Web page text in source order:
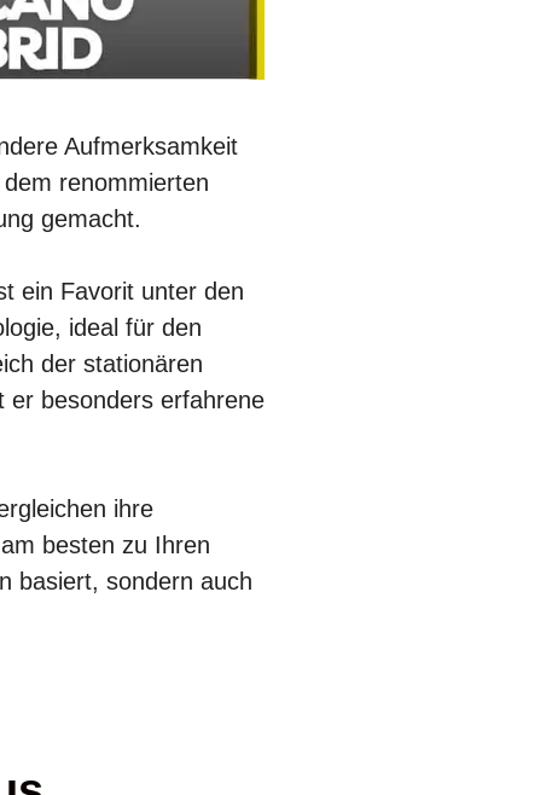
Aufmerksamkeit
renommierten
gemacht.
ein Favorit unter den
ideal für den
der stationären
er besonders erfahrene
ihre
besten zu Ihren
basiert, sondern auch